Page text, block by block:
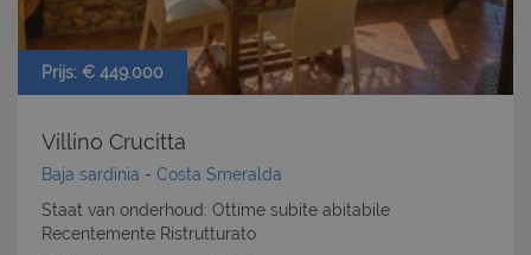
Prijs: € 449.000
Villino Crucitta
Baja sardinia - Costa Smeralda
Staat van onderhoud: Ottime subite abitabile
Recentemente Ristrutturato